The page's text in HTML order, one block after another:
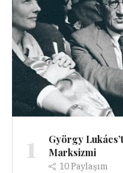
1
György
Marksizmi
10Paylaşım